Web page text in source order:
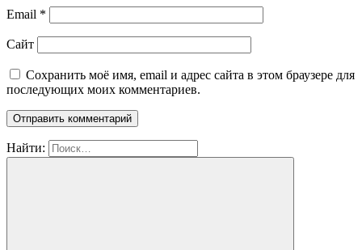
Email *
Сайт
Сохранить моё имя, email и адрес сайта в этом браузере для
последующих моих комментариев.
Найти: